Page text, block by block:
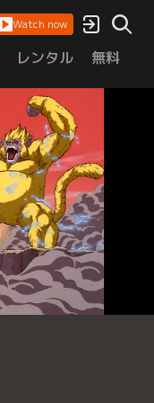
Watch now
レンタル 無料